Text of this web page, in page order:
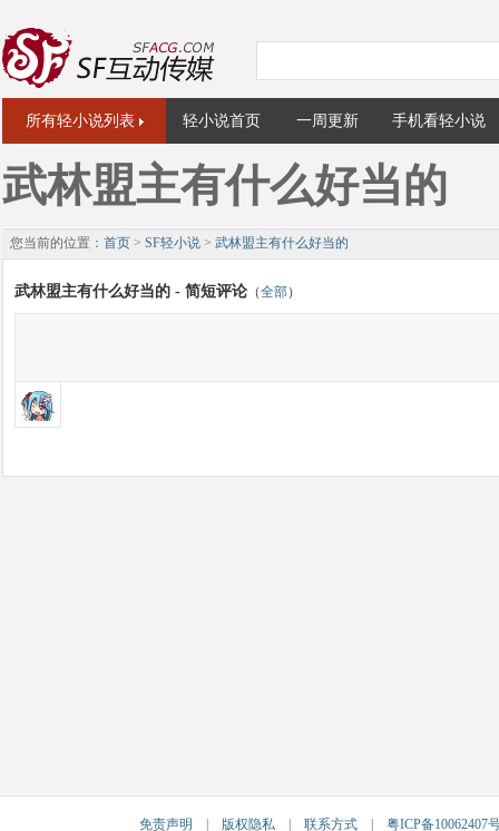
所有轻小说列表 轻小说首页 一周更新 手机看轻小说
武林盟主有什么好当的
您当前的位置： 首页 > SF轻小说 > 武林盟主有什么好当的
武林盟主有什么好当的 - 简短评论 （全部）
免责声明 版权隐私 联系方式 粤ICP备10062407